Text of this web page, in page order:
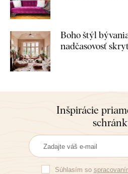
Boho štýl
nadčasovosť
Inšpirácie
Súhlasím so